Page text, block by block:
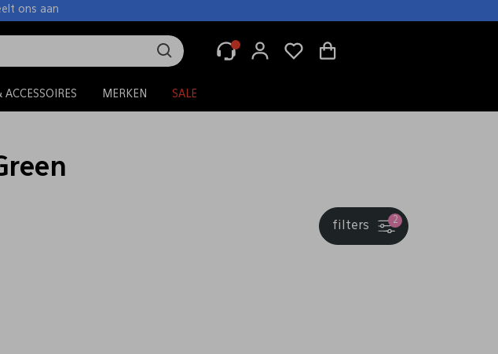
ons aan
ACCESSOIRES MERKEN SALE
2
filters